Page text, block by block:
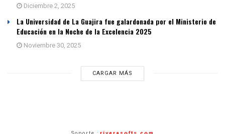
Diciembre 2, 2025
La Universidad de La Guajira fue galardonada por el Ministerio de
Educación en la Noche de la Excelencia 2025
Noviembre 30, 2025
CARGAR MÁS